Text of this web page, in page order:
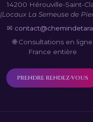
14200 Hérouville-Saint-
(Locaux La Semeuse de
✉
🌐 Consultations en ligne
France entière
PRENDRE RENDEZ-VOUS